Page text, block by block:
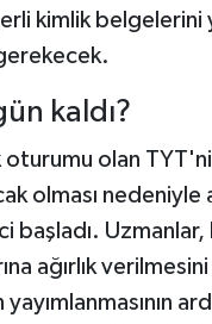
kimlik belgelerini
kaldı?
oturumu olan
olması nedeniyle
başladı.
ağırlık verilmesini